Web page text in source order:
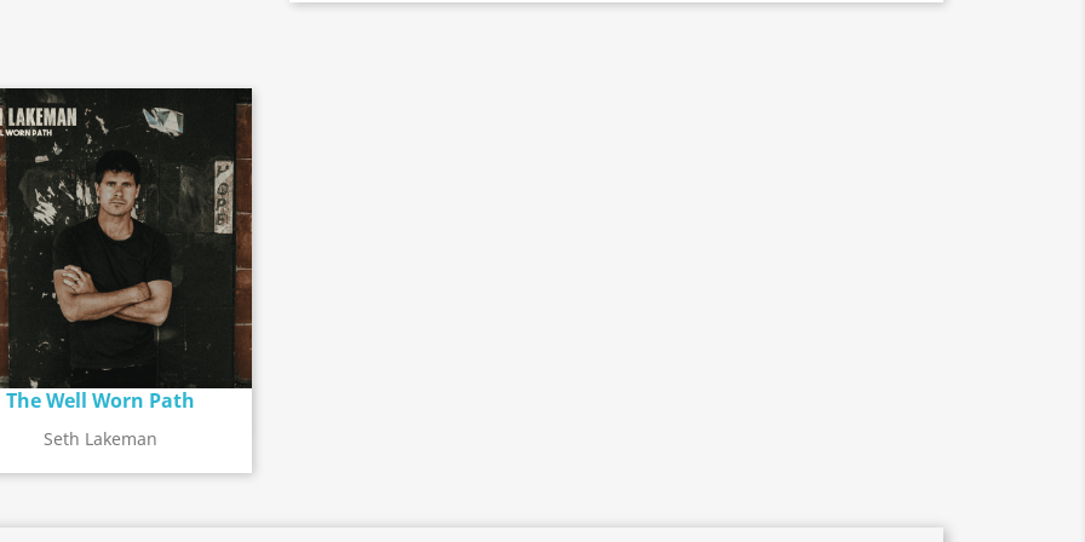
The Well Worn Path
Seth Lakeman
searchDétail de l'album